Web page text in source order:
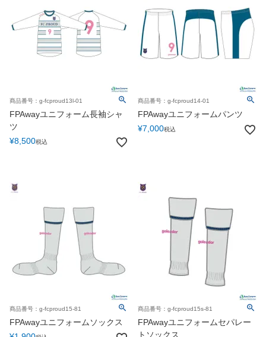
商品番号：g-fcproud13l-01
FPAwayユニフォーム長袖シャ
ツ
¥8,500税込
商品番号：g-fcproud14-01
FPAwayユニフォームパンツ
¥7,000税込
商品番号：g-fcproud15-81
FPAwayユニフォームソックス
商品番号：g-fcproud15s-81
FPAwayユニフォームセパレー
トソックス